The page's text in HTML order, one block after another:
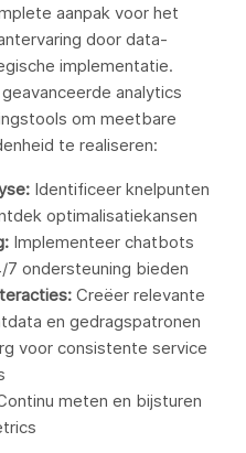
aanpak voor het
door data-
implementatie.
analytics
om meetbare
te realiseren:
Identificeer knelpunten
optimalisatiekansen
Implementeer chatbots
ondersteuning bieden
Creëer relevante
en gedragspatronen
voor consistente service
meten en bijsturen